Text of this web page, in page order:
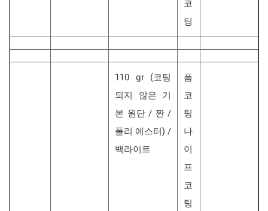
코
팅
110 gr (코팅
되지 않은 기
본 원단 / 짠 /
폴리 에스터) /
백라이트
폼
코
팅
나
이
프
코
팅